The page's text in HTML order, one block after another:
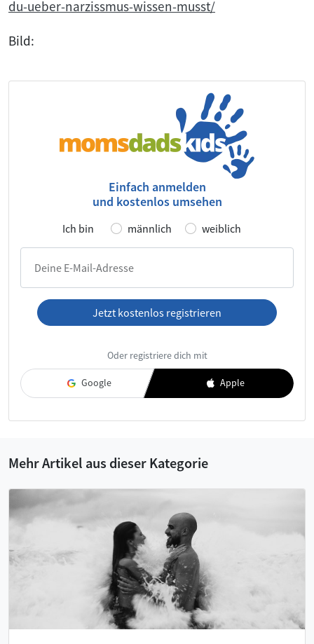
du-ueber-narzissmus-wissen-musst/
Bild:
Einfach anmelden
und kostenlos umsehen
Ich bin männlich weiblich
Deine E-Mail-Adresse
Jetzt kostenlos registrieren
Oder registriere dich mit
Google Apple
Mehr Artikel aus dieser Kategorie